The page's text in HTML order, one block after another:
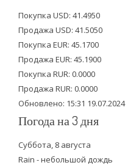
t
e
r
b
o
o
k
u
b
e
Покупка USD: 41.4950
Продажа USD: 41.5050
Покупка EUR: 45.1700
Продажа EUR: 45.1900
Покупка RUR: 0.0000
Продажа RUR: 0.0000
Обновлено: 15:31 19.07.2024
Погода на 3 дня
Суббота, 8 августа
Rain - небольшой дождь